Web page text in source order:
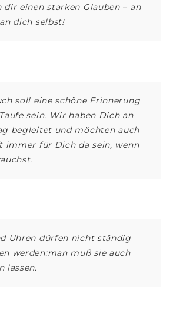
dir einen starken Glauben – an
dich selbst!
soll eine schöne Erinnerung
sein. Wir haben Dich an
begleitet und möchten auch
immer für Dich da sein, wenn
Uhren dürfen nicht ständig
werden:man muß sie auch
lassen.